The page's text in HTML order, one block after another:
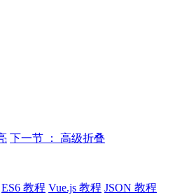
下一节 ： 高级折叠
ES6 教程 Vue.js 教程 JSON 教程